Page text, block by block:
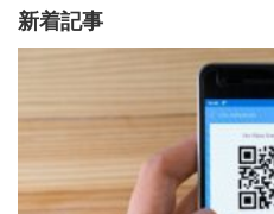
新着記事